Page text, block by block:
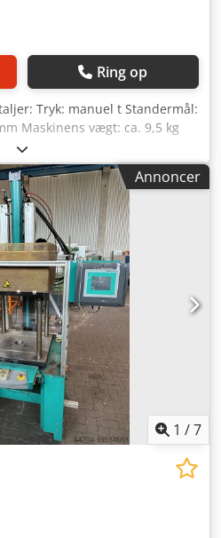
Ring op
Tryk: manuel t Standermål:
Maskinens vægt: ca. 9,5 kg
x B: 280 x H: 80 mm Dsdpfx
KABELSKO-PRESSE -
af kabelsko på elektriske
egenskaber: -
mm; udvendig Ø 68 mm;
Værktøjsoptagelse: bredde =
Ø 30 x L: 300 mm
diverse runde og sekskantede
billedet.
Annoncer
1 /7